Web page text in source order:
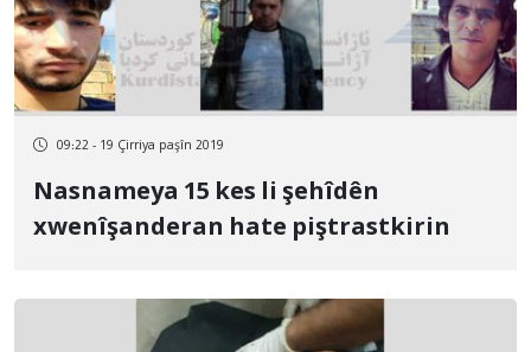
09:22 - 19 Çirriya paşîn 2019
Nasnameya 15 kes li şehîdên
xwenîşanderan hate piştrastkirin